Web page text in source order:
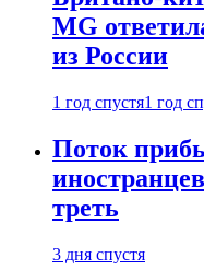
MG
из России
1 год спустя1 год
Поток
треть
3 дня спустя